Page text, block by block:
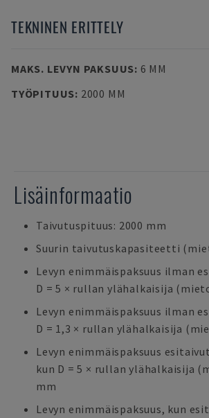
TEKNINEN ERITTELY
MAKS. LEVYN PAKSUUS: 6 MM
TYÖPITUUS: 2000 MM
Lisäinformaatio
Taivutuspituus: 2000 mm
Suurin taivutuskapasiteetti
Levyn enimmäispaksuus ilman
D = 5 × rullan ylähalkaisija
Levyn enimmäispaksuus ilman
D = 1,3 × rullan ylähalkaisija
Levyn enimmäispaksuus
kun D = 5 × rullan ylähalkaisija
mm
Levyn enimmäispaksuus, kun